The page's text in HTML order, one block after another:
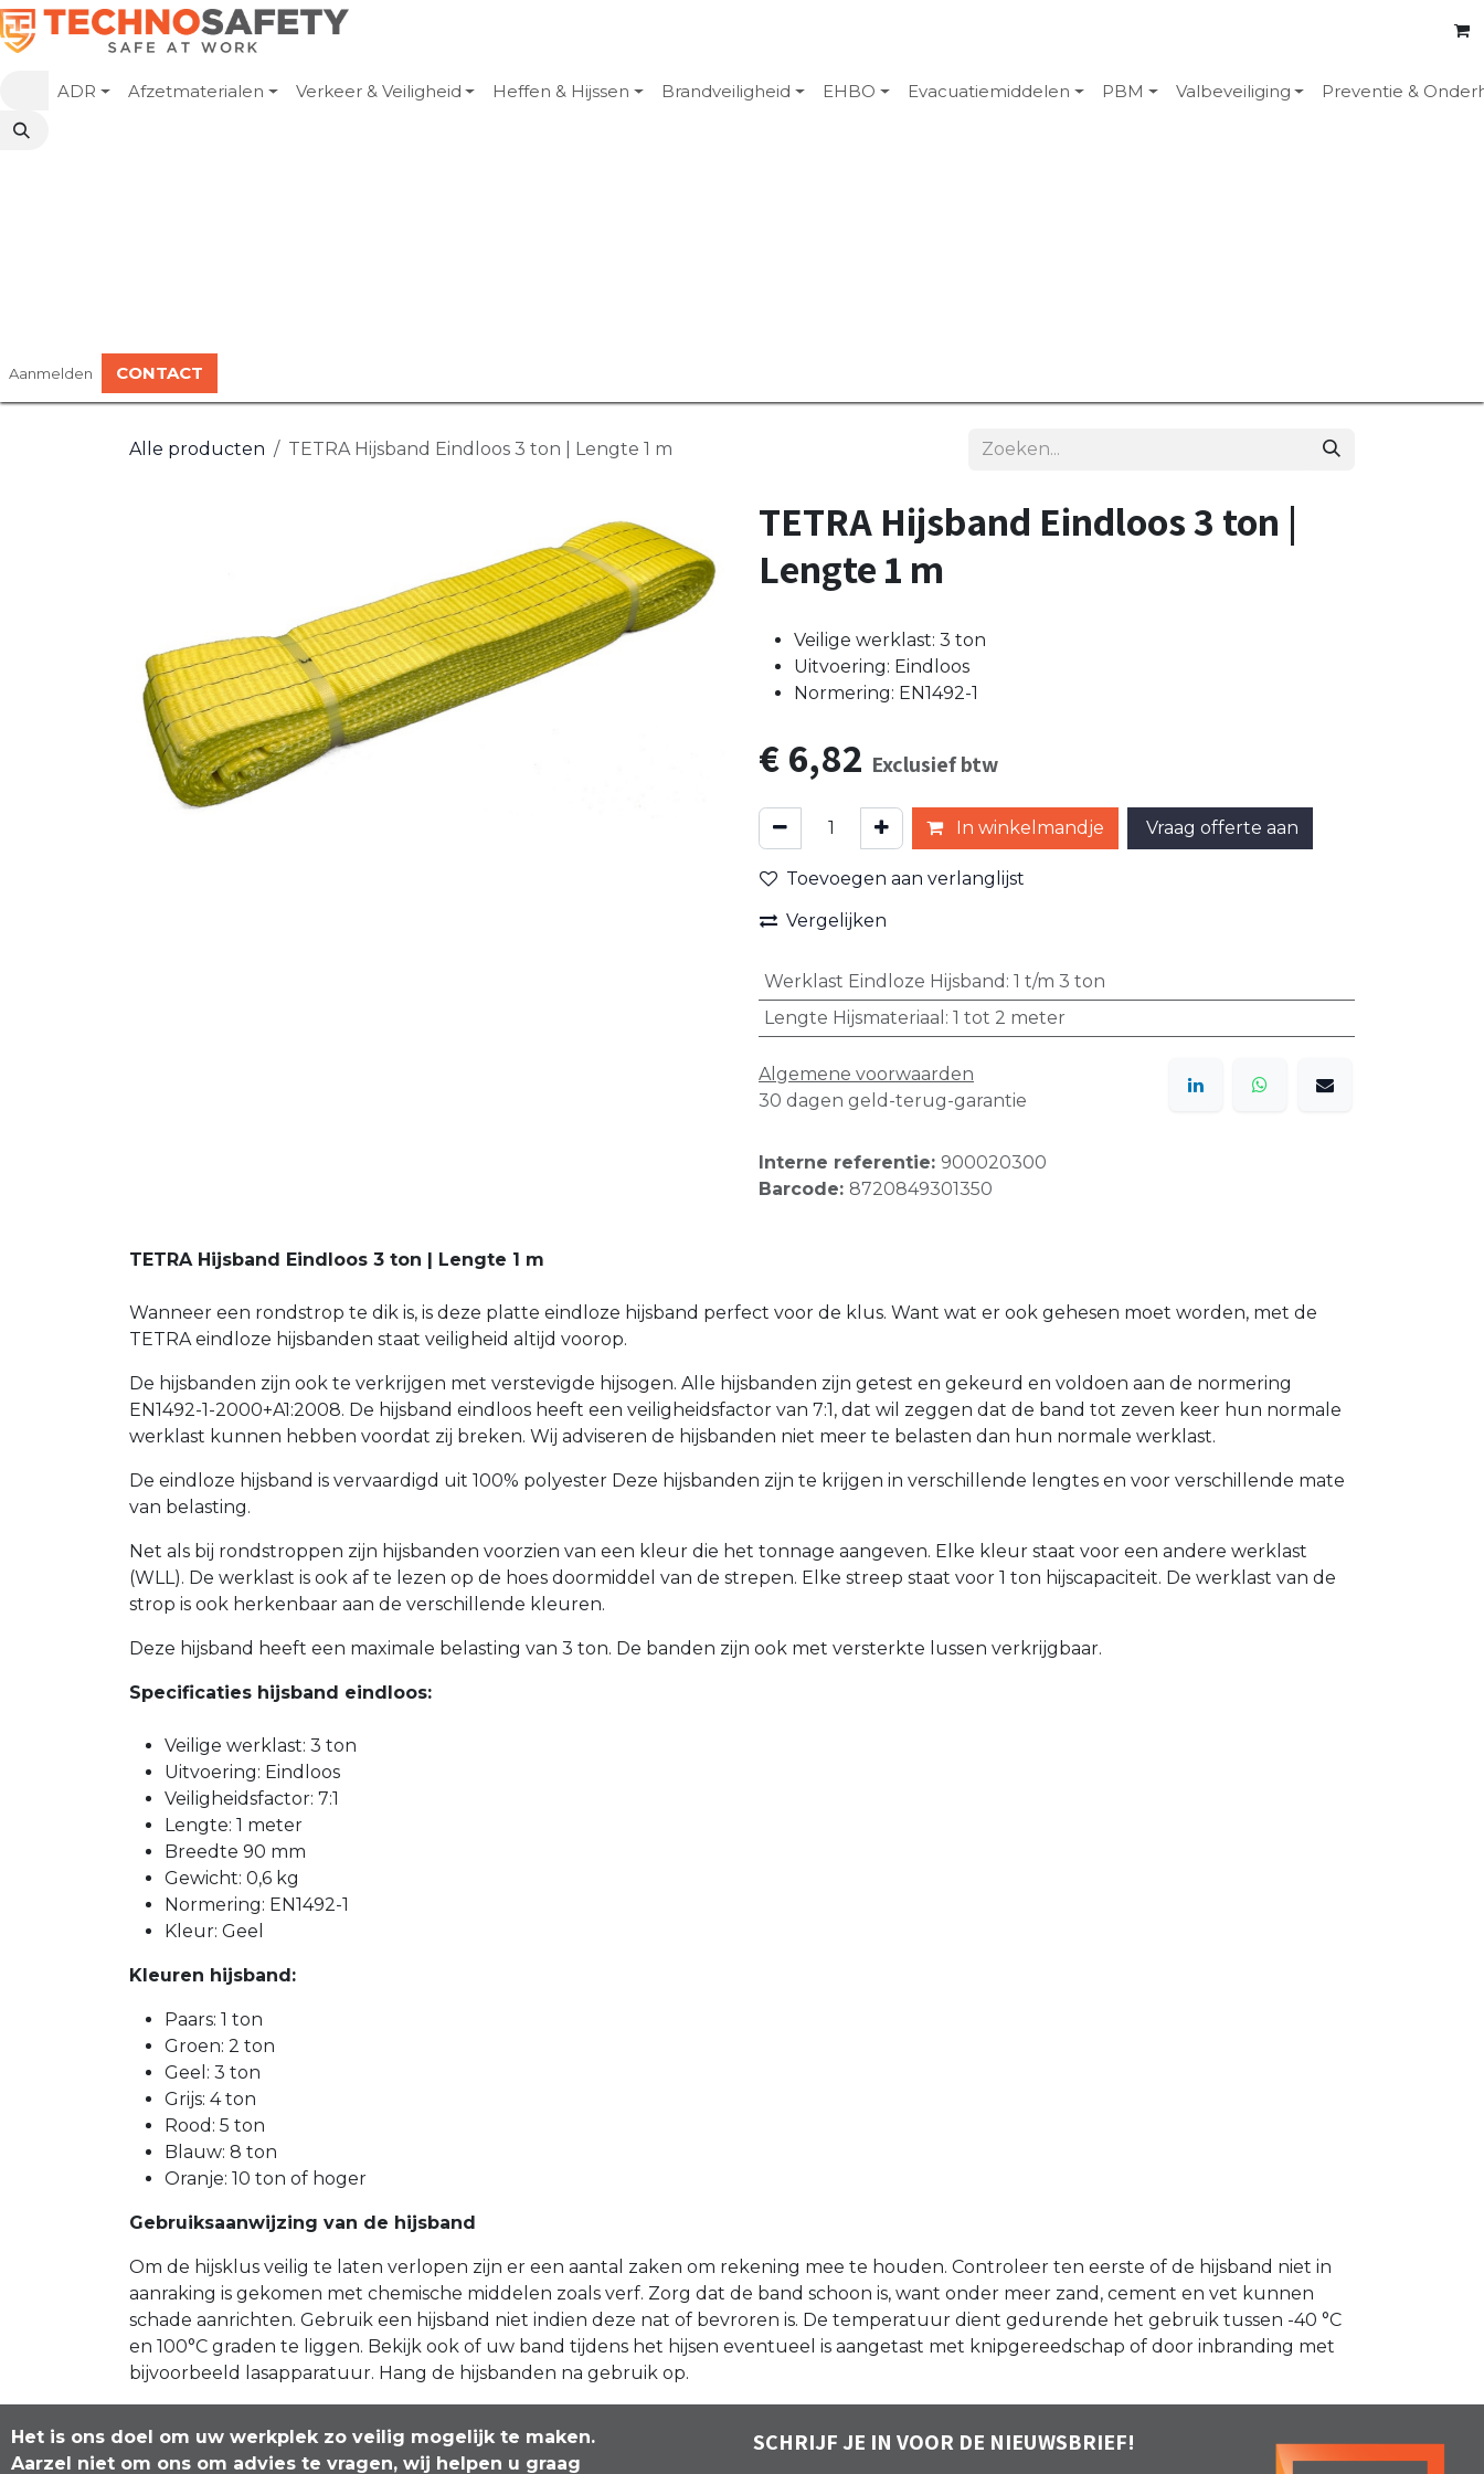
Overslaan naar inhoud
ADR Afzetmaterialen Verkeer & Veiligheid Heffen & Hijssen Brandveiligheid EHBO Evacuatiemiddelen PBM Valbeveiliging Preventie &
Aanmelden CONTACT
Alle producten TETRA Hijsband Eindloos 3 ton | Lengte 1 m
TETRA Hijsband Eindloos 3 ton |
Lengte 1 m
Veilige werklast: 3 ton
Uitvoering: Eindloos
Normering: EN1492-1
€6,82 Exclusief btw
In winkelmandje Vraag offerte aan
Toevoegen aan verlanglijst
Vergelijken
Werklast Eindloze Hijsband : 1 t/m 3 ton
Lengte Hijsmateriaal : 1 tot 2 meter
Algemene voorwaarden
30 dagen geld-terug-garantie
Interne referentie: 900020300
Barcode: 8720849301350
TETRA Hijsband Eindloos 3 ton | Lengte 1 m
Wanneer een rondstrop te dik is, is deze platte eindloze hijsband perfect voor de klus. Want wat er ook gehesen moet worden, met de
TETRA eindloze hijsbanden staat veiligheid altijd voorop.
De hijsbanden zijn ook te verkrijgen met verstevigde hijsogen. Alle hijsbanden zijn getest en gekeurd en voldoen aan de normering
EN1492-1-2000+A1:2008. De hijsband eindloos heeft een veiligheidsfactor van 7:1, dat wil zeggen dat de band tot zeven keer hun normale
werklast kunnen hebben voordat zij breken. Wij adviseren de hijsbanden niet meer te belasten dan hun normale werklast.
De eindloze hijsband is vervaardigd uit 100% polyester Deze hijsbanden zijn te krijgen in verschillende lengtes en voor verschillende mate
van belasting.
Net als bij rondstroppen zijn hijsbanden voorzien van een kleur die het tonnage aangeven. Elke kleur staat voor een andere werklast
(WLL). De werklast is ook af te lezen op de hoes doormiddel van de strepen. Elke streep staat voor 1 ton hijscapaciteit. De werklast van de
strop is ook herkenbaar aan de verschillende kleuren.
Deze hijsband heeft een maximale belasting van 3 ton. De banden zijn ook met versterkte lussen verkrijgbaar.
Specificaties hijsband eindloos:
Veilige werklast: 3 ton
Uitvoering: Eindloos
Veiligheidsfactor: 7:1
Lengte: 1 meter
Breedte 90 mm
Gewicht: 0,6 kg
Normering: EN1492-1
Kleur: Geel
Kleuren hijsband:
Paars: 1 ton
Groen: 2 ton
Geel: 3 ton
Grijs: 4 ton
Rood: 5 ton
Blauw: 8 ton
Oranje: 10 ton of hoger
Gebruiksaanwijzing van de hijsband
Om de hijsklus veilig te laten verlopen zijn er een aantal zaken om rekening mee te houden. Controleer ten eerste of de hijsband niet in
aanraking is gekomen met chemische middelen zoals verf. Zorg dat de band schoon is, want onder meer zand, cement en vet kunnen
schade aanrichten. Gebruik een hijsband niet indien deze nat of bevroren is. De temperatuur dient gedurende het gebruik tussen -40 °C
en 100°C graden te liggen. Bekijk ook of uw band tijdens het hijsen eventueel is aangetast met knipgereedschap of door inbranding met
bijvoorbeeld lasapparatuur. Hang de hijsbanden na gebruik op.
Het is ons doel om uw werkplek zo veilig mogelijk te maken.
Aarzel niet om ons om advies te vragen, wij helpen u graag
SCHRIJF JE IN VOOR DE NIEUWSBRIEF!